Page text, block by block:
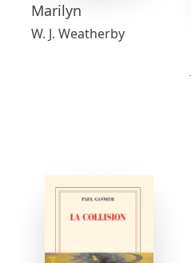
Marilyn
W. J. Weatherby